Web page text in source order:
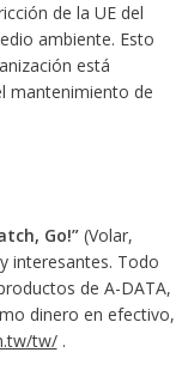
de la UE del
ambiente. Esto
está
mantenimiento de
Go!” (Volar,
interesantes. Todo
de A-DATA,
dinero en efectivo,
tw/.